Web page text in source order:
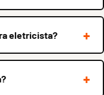
eletricista?